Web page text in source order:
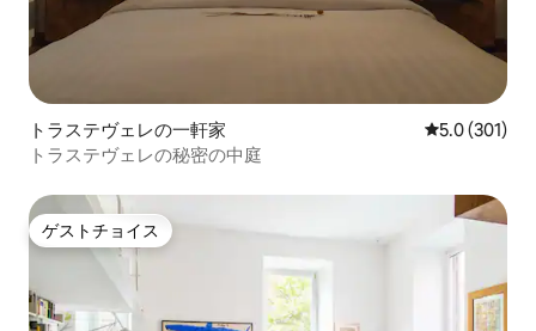
トラステヴェレの一軒家 レビュー301
5.0 (301)
トラステヴェレの秘密の中庭
ゲストチョイス
ゲストチョイス